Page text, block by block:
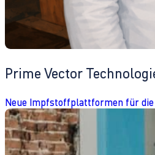
Prime Vector
Neue Impfstoffplattformen für die